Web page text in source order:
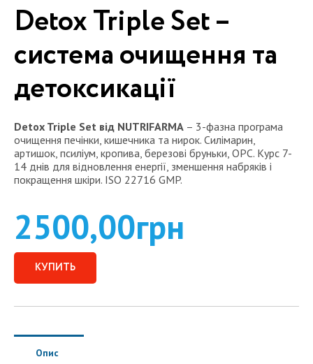
Detox Triple Set –
система очищення та
детоксикації
Detox Triple Set від NUTRIFARMA – 3-фазна програма
очищення печінки, кишечника та нирок. Силімарин,
артишок, псиліум, кропива, березові бруньки, OPC. Курс 7-
14 днів для відновлення енергії, зменшення набряків і
покращення шкіри. ISO 22716 GMP.
2500,00грн
КУПИТЬ
Опис